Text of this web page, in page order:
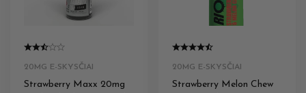
20MG E-SKYSČIAI
Strawberry Maxx 20mg
20MG E-SKYSČIAI
Strawberry Melon Chew